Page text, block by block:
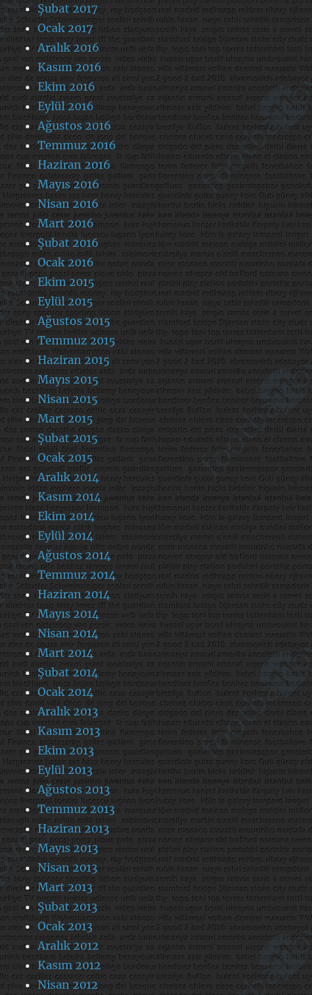
Şubat 2017
Ocak 2017
Aralık 2016
Kasım 2016
Ekim 2016
Eylül 2016
Ağustos 2016
Temmuz 2016
Haziran 2016
Mayıs 2016
Nisan 2016
Mart 2016
Şubat 2016
Ocak 2016
Ekim 2015
Eylül 2015
Ağustos 2015
Temmuz 2015
Haziran 2015
Mayıs 2015
Nisan 2015
Mart 2015
Şubat 2015
Ocak 2015
Aralık 2014
Kasım 2014
Ekim 2014
Eylül 2014
Ağustos 2014
Temmuz 2014
Haziran 2014
Mayıs 2014
Nisan 2014
Mart 2014
Şubat 2014
Ocak 2014
Aralık 2013
Kasım 2013
Ekim 2013
Eylül 2013
Ağustos 2013
Temmuz 2013
Haziran 2013
Mayıs 2013
Nisan 2013
Mart 2013
Şubat 2013
Ocak 2013
Aralık 2012
Kasım 2012
Nisan 2012